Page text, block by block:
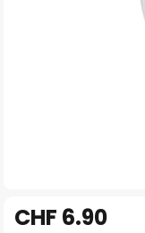
Anfang
CHF 6.90